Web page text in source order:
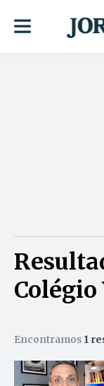
Colégio
Encontramos 1